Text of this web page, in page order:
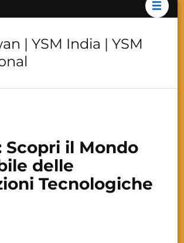
| YSM India | YSM
Scopri il Mondo
delle
Tecnologiche